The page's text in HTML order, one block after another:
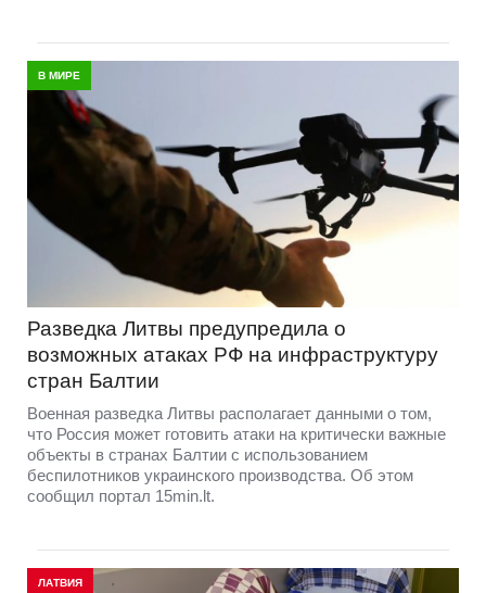
В МИРЕ
Разведка Литвы предупредила о
возможных атаках РФ на инфраструктуру
стран Балтии
Военная разведка Литвы располагает данными о том,
что Россия может готовить атаки на критически важные
объекты в странах Балтии с использованием
беспилотников украинского производства. Об этом
сообщил портал 15min.lt.
ЛАТВИЯ